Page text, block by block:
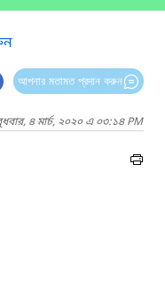
আপনার মতামত প্রদান করুন
৪ মার্চ, ২০২০ এ ০৩:১৪ PM